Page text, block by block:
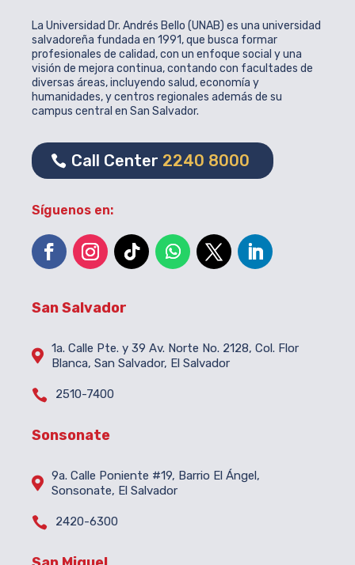
La Universidad Dr. Andrés Bello (UNAB) es una universidad
salvadoreña fundada en 1991, que busca formar
profesionales de calidad, con un enfoque social y una
visión de mejora continua, contando con facultades de
diversas áreas, incluyendo salud, economía y
humanidades, y centros regionales además de su
campus central en San Salvador.
Call Center 2240 8000
Síguenos en:
San Salvador
 1a. Calle Pte. y 39 Av. Norte No. 2128, Col. Flor
Blanca, San Salvador, El Salvador
 2510-7400
Sonsonate
 9a. Calle Poniente #19, Barrio El Ángel,
Sonsonate, El Salvador
 2420-6300